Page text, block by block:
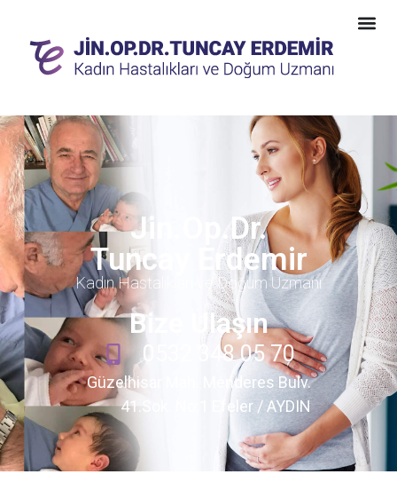
Jin.Op.Dr.
Tuncay Erdemir
Kadın Hastalıkları ve Doğum Uzmanı
Bize Ulaşın
0532 348 05 70
Güzelhisar Mah. Menderes Bulv.
41.Sok. No:1 Efeler / AYDIN